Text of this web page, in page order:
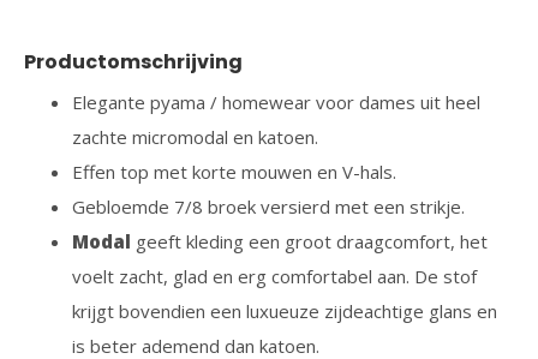
Productomschrijving
Elegante pyama / homewear voor dames uit heel
zachte micromodal en katoen.
Effen top met korte mouwen en V-hals.
Gebloemde 7/8 broek versierd met een strikje.
Modal geeft kleding een groot draagcomfort, het
voelt zacht, glad en erg comfortabel aan. De stof
krijgt bovendien een luxueuze zijdeachtige glans en
is beter ademend dan katoen.